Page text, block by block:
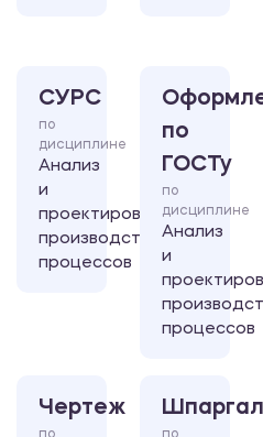
СУРС
по
дисциплине
Анализ
и
проектирование
производственных
процессов
по
ГОСТу
по
дисциплине
Анализ
и
процессов
Чертеж